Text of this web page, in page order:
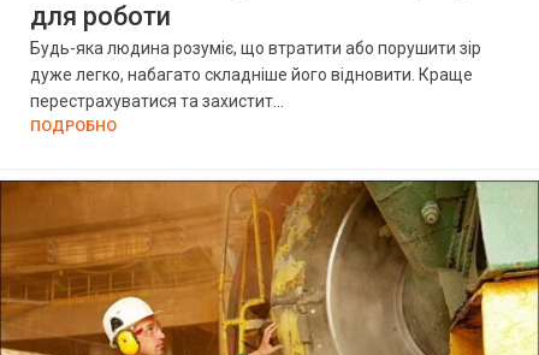
для роботи
Будь-яка людина розуміє, що втратити або порушити зір
дуже легко, набагато складніше його відновити. Краще
перестрахуватися та захистит...
ПОДРОБНО